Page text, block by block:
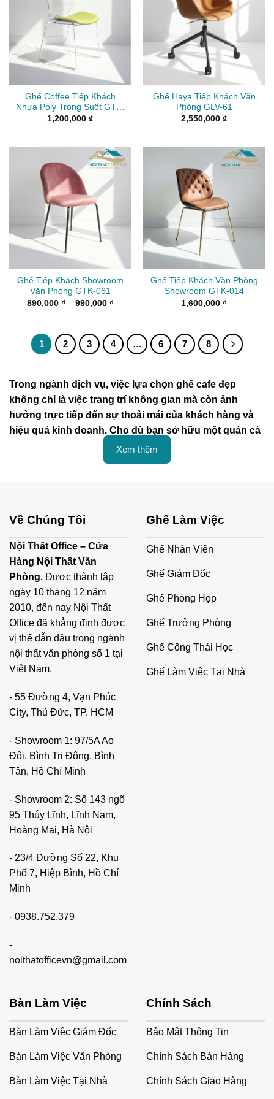
Ghế Coffee Tiếp Khách
Nhựa Poly Trong Suốt GTK-
041
1,200,000 ₫
Ghế Haya Tiếp Khách Văn
Phòng GLV-61
2,550,000 ₫
Ghế Tiếp Khách Showroom
Văn Phòng GTK-061
890,000 ₫ – 990,000 ₫Khoảng
đến
990,000 ₫
Ghế Tiếp Khách Văn Phòng
Showroom GTK-014
1,600,000 ₫
1 2 3 4 … 6 7 8
Trong ngành dịch vụ, việc lựa chọn ghế cafe đẹp
không chỉ là việc trang trí không gian mà còn ảnh
hưởng trực tiếp đến sự thoải mái của khách hàng và
hiệu quả kinh doanh. Cho dù bạn sở hữu một quán cà
phê, nhà hàng, showroom, hay văn phòng, việc chọn
ghế phù hợp là một yếu tố quan trọng giúp tạo dựng
quán cà phê, showroom hay văn phòng?
1. Ghế Làm Tăng Trải Nghiệm Khách Hàng
Trải nghiệm khách hàng không chỉ đến từ chất lượng dịch
vụ hay món ăn, thức uống mà họ thưởng thức, mà còn liên
quan trực tiếp đến không gian mà họ đang ở. Khi khách
hàng cảm thấy thoải mái và thư giãn trong một chiếc ghế
êm ái, họ sẽ có xu hướng ở lại lâu hơn, đồng nghĩa với
việc tăng khả năng tiêu tiền và quay lại trong những lần
sau.
Đối với quán cà phê, nhà hàng, hoặc showroom, khách
hàng thường sẽ dành thời gian lâu trong không gian đó để
thưởng thức cà phê, làm việc hoặc thậm chí tham gia các
khách hàng cảm thấy mệt mỏi, chán nản và không muốn
quay lại. Ngược lại, một chiếc ghế được thiết kế phù hợp
sẽ giúp khách hàng cảm thấy thư giãn, từ đó tạo ra ấn
2. Ghế Làm Nổi Bật Phong Cách Và Thương Hiệu Của
Xem thêm
Về Chúng Tôi
Nội Thất Office – Cửa
Hàng Nội Thất Văn
Phòng. Được thành lập
ngày 10 tháng 12 năm
2010, đến nay Nội Thất
Office đã khẳng định được
vị thế dẫn đầu trong ngành
nội thất văn phòng số 1 tại
Việt Nam.
- 55 Đường 4, Vạn Phúc
City, Thủ Đức, TP. HCM
- Showroom 1: 97/5A Ao
Đôi, Bình Trị Đông, Bình
Tân, Hồ Chí Minh
- Showroom 2: Số 143 ngõ
95 Thúy Lĩnh, Lĩnh Nam,
Hoàng Mai, Hà Nội
- 23/4 Đường Số 22, Khu
Phố 7, Hiệp Bình, Hồ Chí
Minh
- 0938.752.379
-
noithatofficevn@gmail.com
Ghế Làm Việc
Ghế Nhân Viên
Ghế Giám Đốc
Ghế Phòng Họp
Ghế Trưởng Phòng
Ghế Công Thái Học
Ghế Làm Việc Tại Nhà
Bàn Làm Việc
Bàn Làm Việc Giám Đốc
Bàn Làm Việc Văn Phòng
Bàn Làm Việc Tại Nhà
Chính Sách
Bảo Mật Thông Tin
Chính Sách Bán Hàng
Chính Sách Giao Hàng